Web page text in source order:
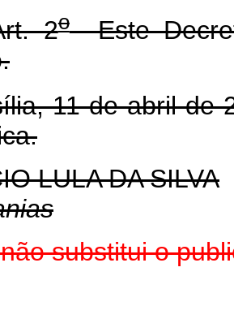
2oEste
de abril de
LULA DA SILVA
substitui o